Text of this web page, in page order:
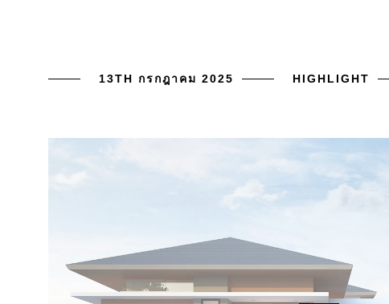
13TH กรกฎาคม 2025 HIGHLIGHT